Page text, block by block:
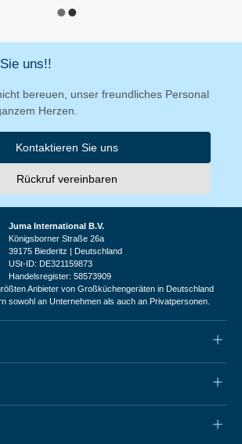
uns!!
bereuen, unser freundliches Personal
Herzen.
Kontaktieren Sie uns
Rückruf vereinbaren
Juma International B.V.
Königsborner Straße 26a
39175 Biederitz | Deutschland
USt-ID: DE321159873
Handelsregister: 58573909
Anbieter von Großküchengeräten in Deutschland
sowohl an Unternehmen als auch an Privatpersonen.